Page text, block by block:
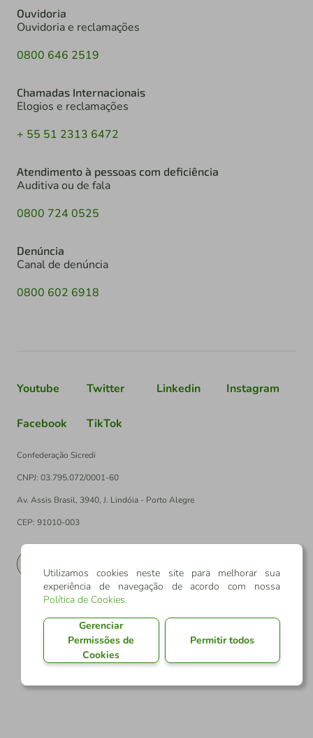
Ouvidoria
Ouvidoria e reclamações
0800 646 2519
Chamadas Internacionais
Elogios e reclamações
+ 55 51 2313 6472
Atendimento à pessoas com deficiência
Auditiva ou de fala
0800 724 0525
Denúncia
Canal de denúncia
0800 602 6918
Youtube Twitter Linkedin Instagram
Facebook TikTok
Confederação Sicredi
CNPJ: 03.795.072/0001-60
Av. Assis Brasil, 3940, J. Lindóia - Porto Alegre
CEP: 91010-003
Utilizamos cookies neste site para melhorar sua
experiência de navegação de acordo com nossa
Política de Cookies.
Gerenciar
Permissões de
Cookies
Permitir todos